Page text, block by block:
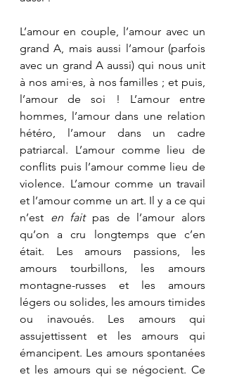
L’amour en couple, l’amour avec un
grand A, mais aussi l’amour (parfois
avec un grand A aussi) qui nous unit
à nos ami·es, à nos familles ; et puis,
l’amour de soi ! L’amour entre
hommes, l’amour dans une relation
hétéro, l’amour dans un cadre
patriarcal. L’amour comme lieu de
conflits puis l’amour comme lieu de
violence. L’amour comme un travail
et l’amour comme un art. Il y a ce qui
n’est en fait pas de l’amour alors
qu’on a cru longtemps que c’en
était. Les amours passions, les
amours tourbillons, les amours
montagne-russes et les amours
légers ou solides, les amours timides
ou inavoués. Les amours qui
assujettissent et les amours qui
émancipent. Les amours spontanées
et les amours qui se négocient. Ce